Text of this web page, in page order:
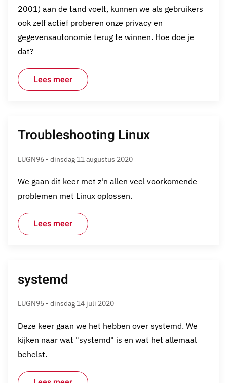
2001) aan de tand voelt, kunnen we als gebruikers
ook zelf actief proberen onze privacy en
gegevensautonomie terug te winnen. Hoe doe je
dat?
Lees meer
Troubleshooting Linux
LUGN96 - dinsdag 11 augustus 2020
We gaan dit keer met z'n allen veel voorkomende
problemen met Linux oplossen.
Lees meer
systemd
LUGN95 - dinsdag 14 juli 2020
Deze keer gaan we het hebben over systemd. We
kijken naar wat "systemd" is en wat het allemaal
behelst.